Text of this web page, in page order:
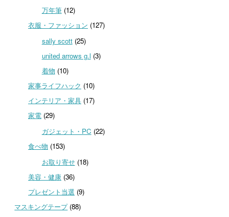
万年筆(12)
衣服・ファッション (127)
sally scott(25)
united arrows g.l (3)
着物 (10)
家事ライフハック (10)
インテリア・家具(17)
家電(29)
ガジェット・PC (22)
食べ物 (153)
お取り寄せ(18)
美容・健康(36)
プレゼント当選 (9)
マスキングテープ(88)